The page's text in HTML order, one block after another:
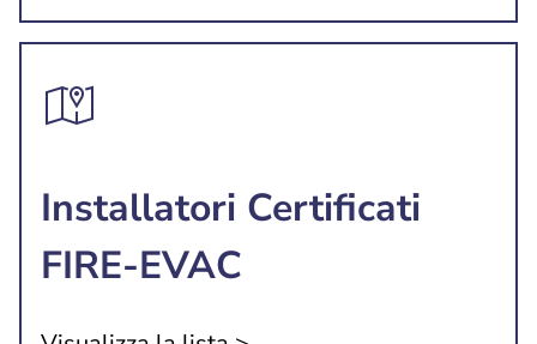
Installatori Certificati
FIRE-EVAC